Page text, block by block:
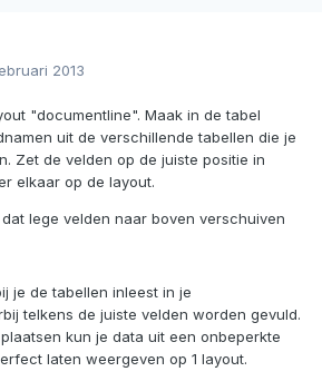
2013
"documentline". Maak in de tabel
uit de verschillende tabellen die je
Zet de velden op de juiste positie in
elkaar op de layout.
lege velden naar boven verschuiven
je de tabellen inleest in je
telkens de juiste velden worden gevuld.
kun je data uit een onbeperkte
laten weergeven op 1 layout.